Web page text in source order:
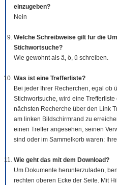
einzugeben?
Nein
Welche Schreibweise gilt für die
Stichwortsuche?
Wie gewohnt als ä, ö, ü schreiben.
Was ist eine Trefferliste?
Bei jeder Ihrer Recherchen, egal ob
Stichwortsuche, wird eine
nächsten Recherche über den Link
am linken Bildschirmrand zu
einen Treffer angesehen, seinen
sind oder im Sammelkorb waren:
Wie geht das mit dem Download?
Um Dokumente herunterzuladen,
rechten oberen Ecke der Seite. Mit